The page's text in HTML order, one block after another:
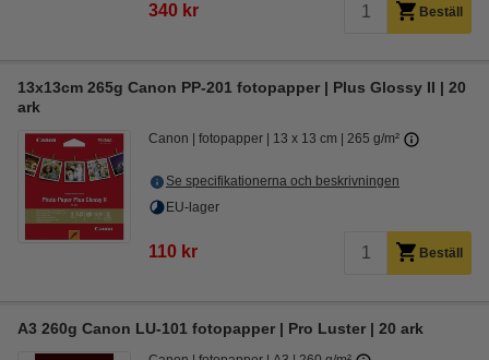
340 kr Beställ
13x13cm 265g Canon PP-201 fotopapper | Plus Glossy II | 20
ark
Canon fotopapper 13 x 13 cm 265 g/m²
Se specifikationerna och beskrivningen
EU-lager
110 kr Beställ
A3 260g Canon LU-101 fotopapper | Pro Luster | 20 ark